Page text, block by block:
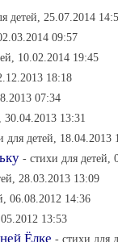
детей, 25.07.2014
09:57
10.02.2014 19:45
18:18
07:34
30.04.2013 13:31
для детей, 18.04.2013
- стихи для детей,
28.03.2013 13:09
06.08.2012 14:36
13:53
Ёлке - стихи для